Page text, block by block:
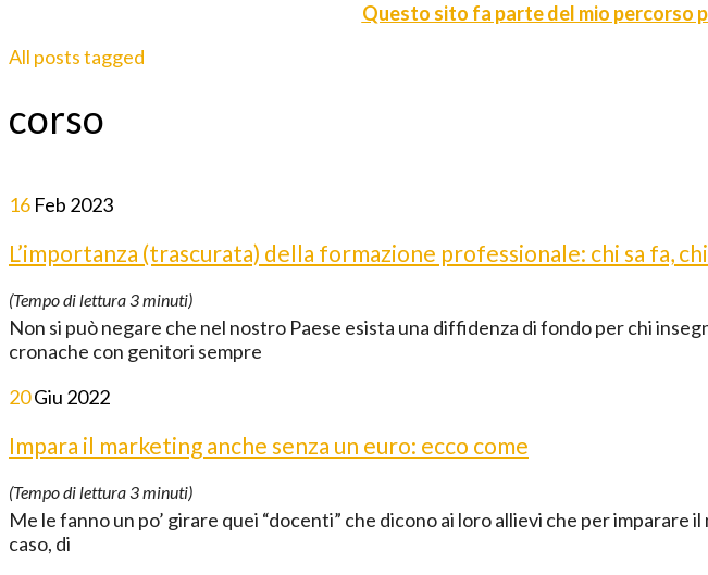
Questo sito fa parte del mio percorso
All posts tagged
corso
16 Feb 2023
L’importanza (trascurata) della formazione professionale: chi sa fa,
(Tempo di lettura 3minuti)
Non si può negare che nel nostro Paese esista una diffidenza di fondo per chi
cronache con genitori sempre
20Giu 2022
Impara il marketing anche senza un euro: ecco come
(Tempo di lettura 3minuti)
Me le fanno un po’ girare quei “docenti” che dicono ai loro allievi che per
caso, di